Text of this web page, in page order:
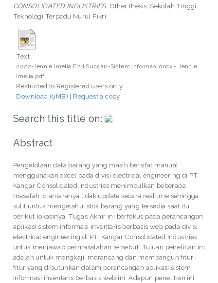
CONSOLIDATED INDUSTRIES. Other thesis, Sekolah Tinggi
Teknologi Terpadu Nurul Fikri.
Text
2022-Jennie Imelia Fitri Sundari-Sistem Informasi.docx - Jennie
Imelia.pdf
Restricted to Registered users only
Download (9MB) | Request a copy
Search this title on:
Abstract
Pengelolaan data barang yang masih bersifat manual
menggunakan excel pada divisi electrical engineering di PT.
Kangar Consolidated Industries menimbulkan beberapa
masalah, diantaranya tidak update secara realtime sehingga
sulit untuk mengetahui stok barang yang tersedia saat itu
berikut lokasinya. Tugas Akhir ini berfokus pada perancangan
aplikasi sistem informasi inventaris berbasis web pada divisi
electrical engineering di PT. Kangar Consolidated Industries
untuk menjawab permasalahan tersebut. Tujuan penelitian ini
adalah untuk mengkaji, merancang dan membangun fitur-
fitur yang dibutuhkan dalam perancangan aplikasi sistem
informasi inventaris berbasis web ini. Adapun penelitian ini